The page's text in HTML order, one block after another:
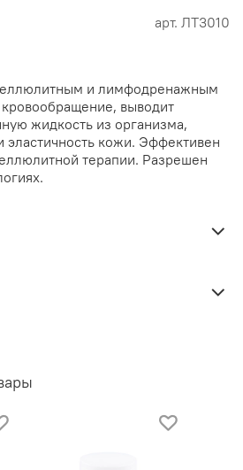
арт. ЛТ3010
и лимфодренажным
выводит
жидкость из организма,
эластичность кожи. Эффективен
терапии. Разрешен